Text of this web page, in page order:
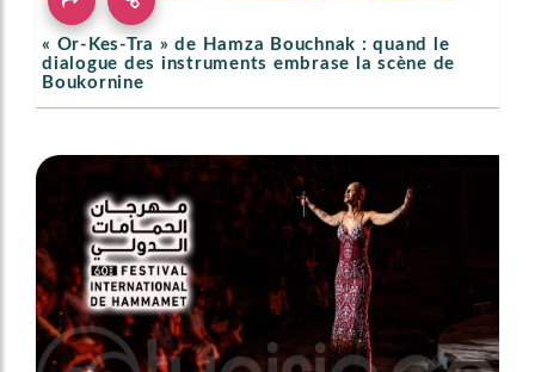
« Or-Kes-Tra » de Hamza Bouchnak : quand le
dialogue des instruments embrase la scène de
Boukornine